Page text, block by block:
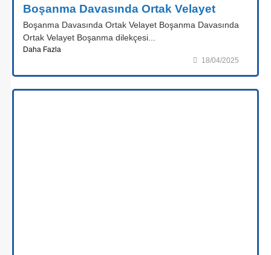
Boşanma Davasında Ortak Velayet
Boşanma Davasında Ortak Velayet Boşanma Davasında
Ortak Velayet Boşanma dilekçesi...
Daha Fazla
18/04/2025